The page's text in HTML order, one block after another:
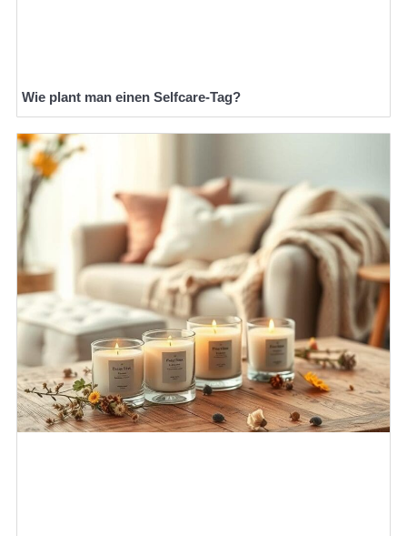
Wie plant man einen Selfcare-Tag?